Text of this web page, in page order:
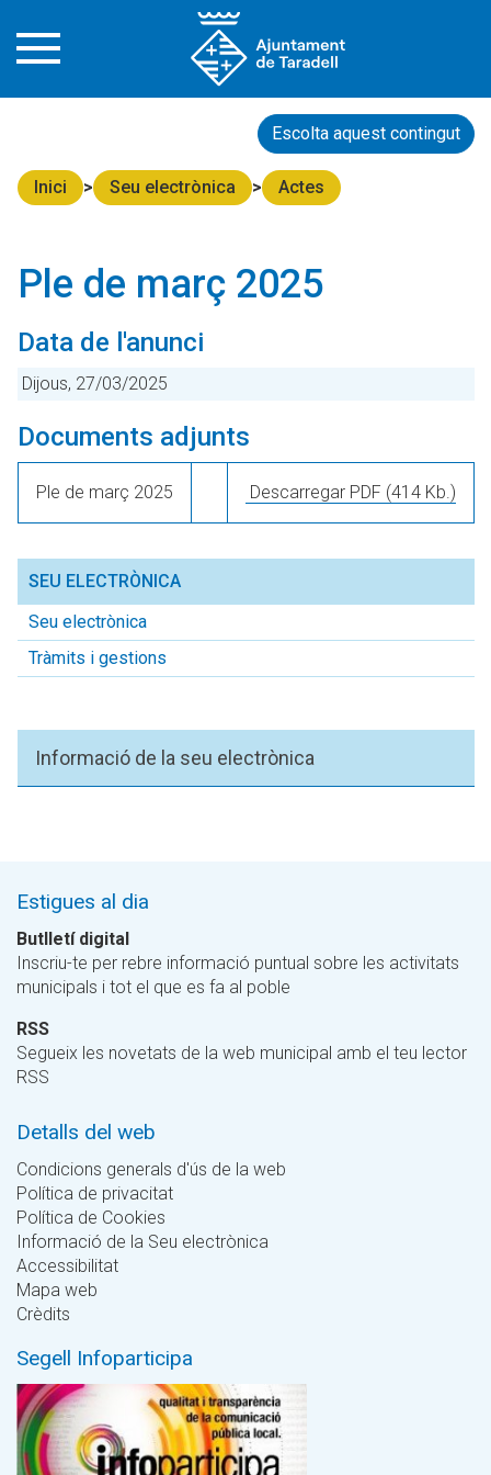
Escolta aquest contingut
Inici Seu electrònica Actes
Ple de març 2025
Data de l'anunci
Dijous, 27/03/2025
Documents adjunts
Ple de març 2025 Descarregar PDF (414 Kb.)
SEU ELECTRÒNICA
Seu electrònica
Tràmits i gestions
Informació de la seu electrònica
Estigues al dia
Butlletí digital
Inscriu-te per rebre informació puntual sobre les activitats
municipals i tot el que es fa al poble
RSS
Segueix les novetats de la web municipal amb el teu lector
RSS
Detalls del web
Condicions generals d'ús de la web
Política de privacitat
Política de Cookies
Informació de la Seu electrònica
Accessibilitat
Mapa web
Crèdits
Segell Infoparticipa